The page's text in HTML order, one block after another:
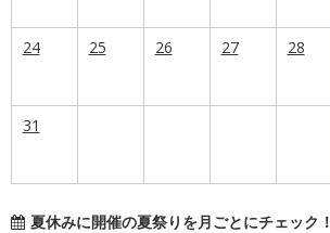
24 25 26 27 28
31
夏休みに開催の夏祭りを月ごとにチェック！